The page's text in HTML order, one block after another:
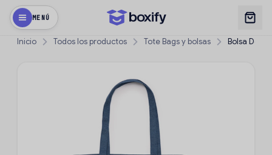
MENÚ
Inicio Todos los productos Tote Bags y bolsas Bolsa Deam